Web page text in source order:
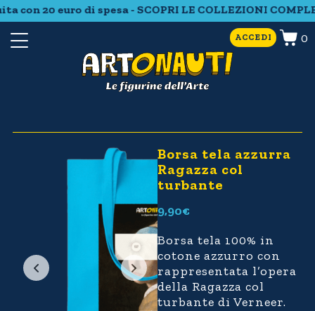
con 20 euro di spesa - SCOPRI LE COLLEZIONI
ACCEDI 0
Borsa tela azzurra
Ragazza col
turbante
9,90€
Borsa tela 100% in
cotone azzurro con
rappresentata l’opera
della Ragazza col
turbante di Verneer.